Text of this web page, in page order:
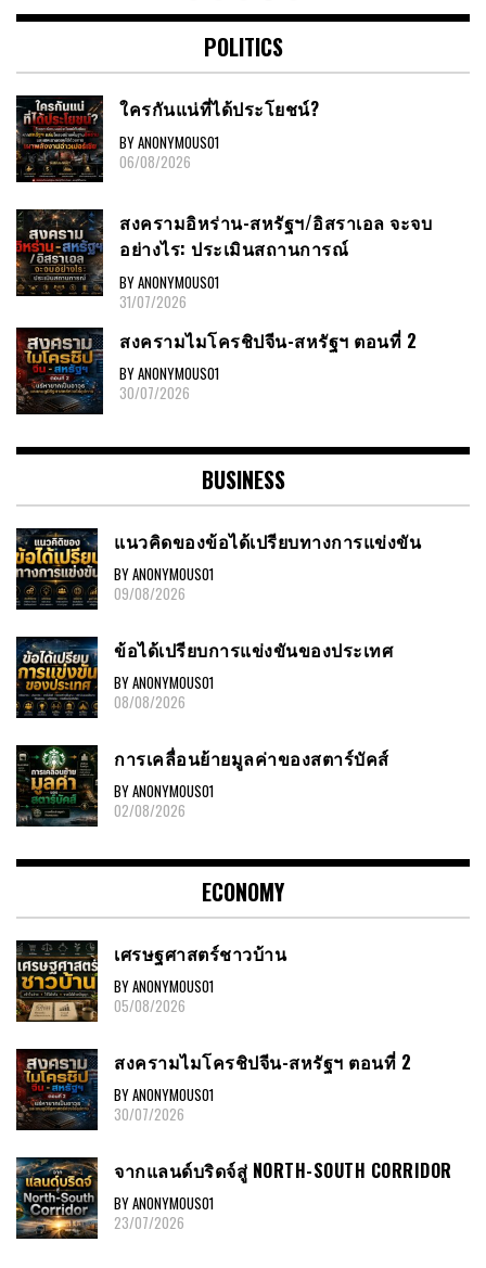
POLITICS
ใครกันแน่ที่ได้ประโยชน์?
BY ANONYMOUS01
06/08/2026
สงครามอิหร่าน-สหรัฐฯ/อิสราเอล จะจบ
อย่างไร: ประเมินสถานการณ์
BY ANONYMOUS01
31/07/2026
สงครามไมโครชิปจีน-สหรัฐฯ ตอนที่ 2
BY ANONYMOUS01
30/07/2026
BUSINESS
แนวคิดของข้อได้เปรียบทางการแข่งขัน
BY ANONYMOUS01
09/08/2026
ข้อได้เปรียบการแข่งขันของประเทศ
BY ANONYMOUS01
08/08/2026
การเคลื่อนย้ายมูลค่าของสตาร์บัคส์
BY ANONYMOUS01
02/08/2026
ECONOMY
เศรษฐศาสตร์ชาวบ้าน
BY ANONYMOUS01
05/08/2026
สงครามไมโครชิปจีน-สหรัฐฯ ตอนที่ 2
BY ANONYMOUS01
30/07/2026
จากแลนด์บริดจ์สู่ NORTH-SOUTH CORRIDOR
BY ANONYMOUS01
23/07/2026